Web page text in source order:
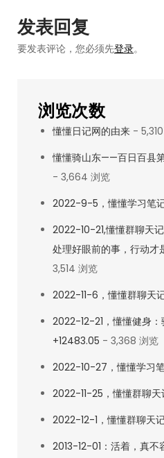
航
发表回复
要发表评论，您必须先登录。
浏览次数
懂懂日记网的由来 -
懂懂骑山东——百日百县
- 3,664 浏览
2022-9-5，懂懂学习笔
2022-10-21,懂懂群聊天
处理好眼前的事，行动才
3,514 浏览
2022-11-6，懂懂群聊天
2022-12-21，懂懂健身：
+12483.05 - 3,368 浏览
2022-10-27，懂懂学习
2022-11-25，懂懂群聊天
2022-12-1，懂懂群聊天记
2013-12-01：活着，真不